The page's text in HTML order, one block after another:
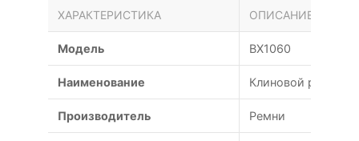
ХАРАКТЕРИСТИКА ОПИСАНИЕ
Модель BX1060
Наименование Клиновой ремень
Производитель Ремни